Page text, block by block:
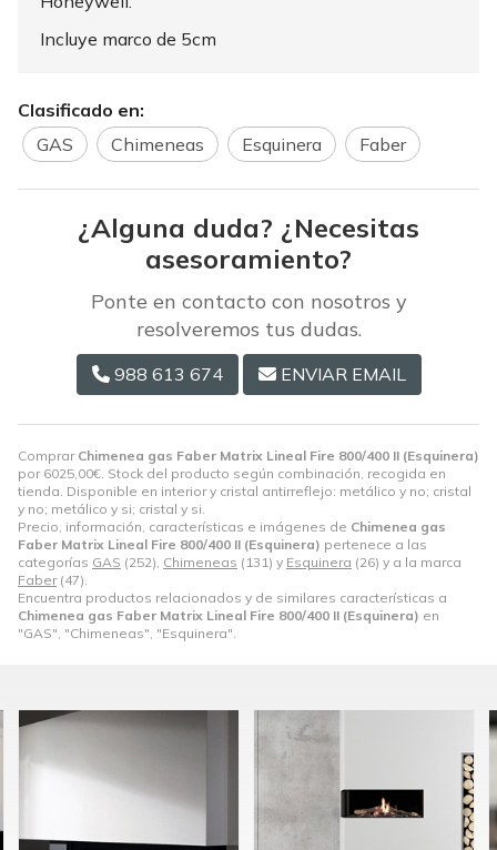
Comprar Chimenea gas Faber Matrix Lineal Fire 800/400 II (Esquinera)
por 6025,00€ . Stock del producto según combinación, recogida en
tienda. Disponible en interior y cristal antirreflejo: metálico y no; cristal
y no; metálico y si; cristal y si.
Precio, información, características e imágenes de Chimenea gas
Faber Matrix Lineal Fire 800/400 II (Esquinera) pertenece a las
categorías GAS (252), Chimeneas (131) y Esquinera (26) y a la marca
Faber(47).
Encuentra productos relacionados y de similares características a
Chimenea gas Faber Matrix Lineal Fire 800/400 II (Esquinera) en
"GAS", "Chimeneas", "Esquinera".
Incluye marco de 5cm
Clasificado en:
GAS
Chimeneas Esquinera Faber
¿Alguna duda? ¿Necesitas
asesoramiento?
Ponte en contacto con nosotros y
resolveremos tus dudas.
988 613 674 ENVIAR EMAIL